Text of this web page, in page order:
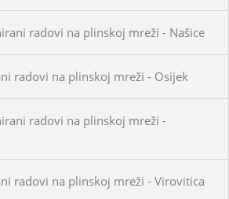
radovi na plinskoj mreži - Našice
radovi na plinskoj mreži - Osijek
radovi na plinskoj mreži -
radovi na plinskoj mreži - Virovitica